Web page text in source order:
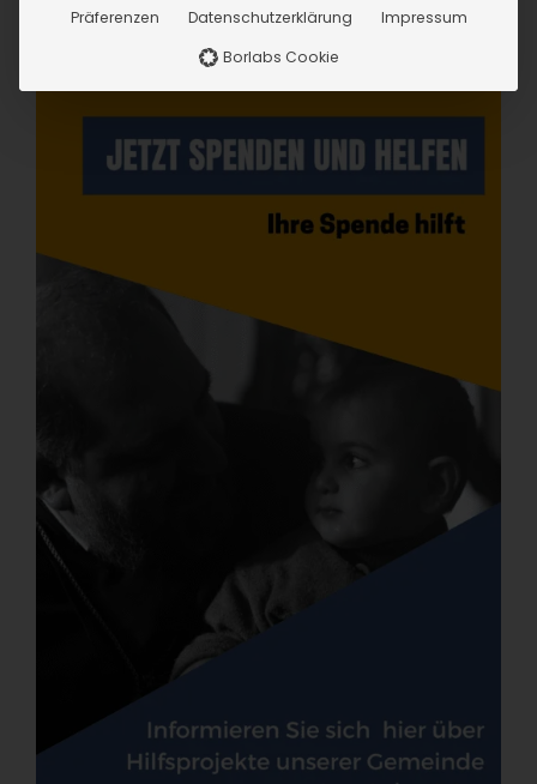
Präferenzen Datenschutzerklärung
Impressum
Borlabs Cookie